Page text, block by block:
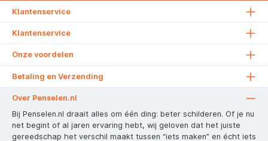
Klantenservice
Klantenservice
Onze voordelen
Betaling en Verzending
Over Penselen.nl
Bij Penselen.nl draait alles om één ding: beter schilderen. Of je nu
net begint of al jaren ervaring hebt, wij geloven dat het juiste
gereedschap het verschil maakt tussen “iets maken” en écht iets